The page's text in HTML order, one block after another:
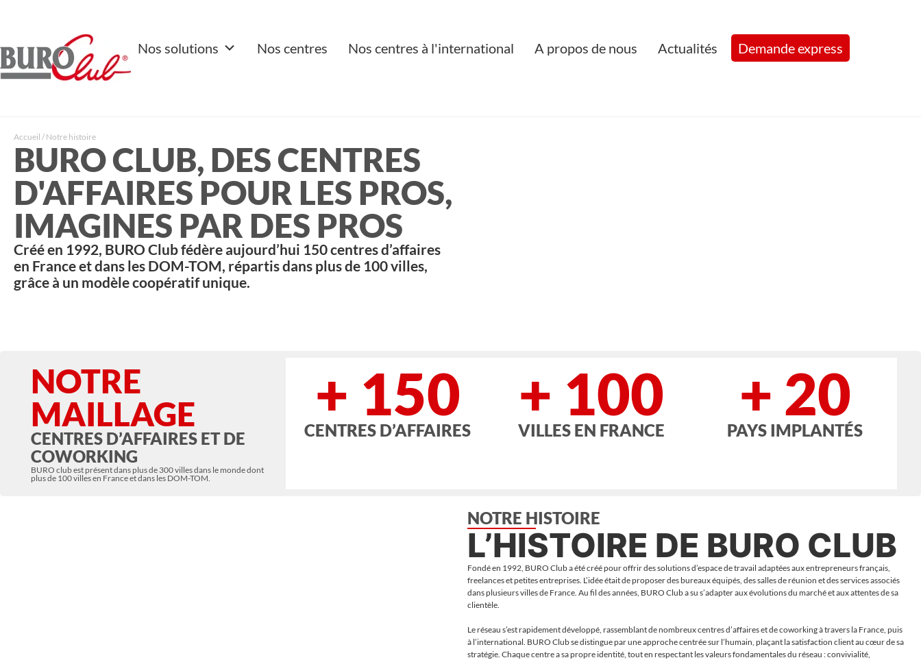
Nos solutions Nos centres Nos centres à l'international A propos de nous Actualités Demande express
Accueil / Notre histoire
BURO CLUB, DES CENTRES
D'AFFAIRES POUR LES PROS,
IMAGINES PAR DES PROS
Créé en 1992, BURO Club fédère aujourd’hui 150 centres d’affaires
en France et dans les DOM-TOM, répartis dans plus de 100 villes,
grâce à un modèle coopératif unique.
NOTRE
MAILLAGE
CENTRES D’AFFAIRES ET DE
COWORKING
BURO club est présent dans plus de 300 villes dans le monde dont
plus de 100 villes en France et dans les DOM-TOM.
+ 150
CENTRES D’AFFAIRES
+ 100
VILLES EN FRANCE
+ 20
PAYS IMPLANTÉS
NOTRE HISTOIRE
L’HISTOIRE DE BURO CLUB
Fondé en 1992, BURO Club a été créé pour offrir des solutions d’espace de travail adaptées aux entrepreneurs français,
freelances et petites entreprises. L’idée était de proposer des bureaux équipés, des salles de réunion et des services associés
dans plusieurs villes de France. Au fil des années, BURO Club a su s’adapter aux évolutions du marché et aux attentes de sa
clientèle.
Le réseau s’est rapidement développé, rassemblant de nombreux centres d’affaires et de coworking à travers la France, puis
à l’international. BURO Club se distingue par une approche centrée sur l’humain, plaçant la satisfaction client au cœur de sa
stratégie. Chaque centre a sa propre identité, tout en respectant les valeurs fondamentales du réseau : convivialité,